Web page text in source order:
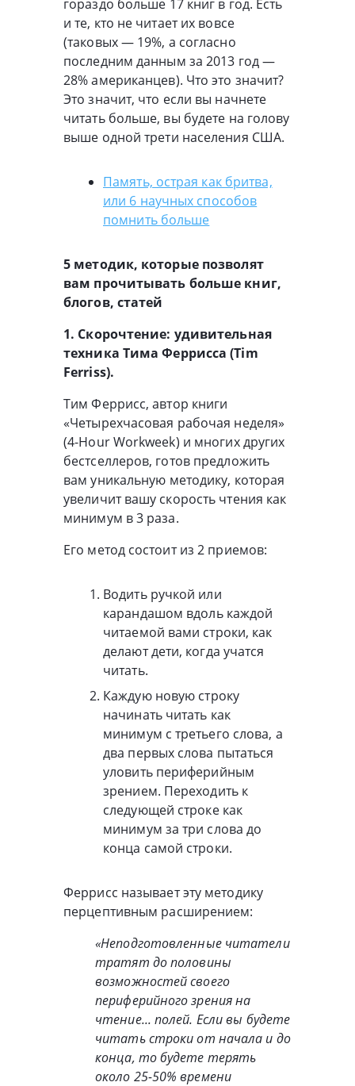
гораздо больше 17 книг в год. Есть
и те, кто не читает их вовсе
(таковых — 19%, а согласно
последним данным за 2013 год —
28% американцев). Что это значит?
Это значит, что если вы начнете
читать больше, вы будете на голову
выше одной трети населения США.
Память, острая как бритва,
или 6 научных способов
помнить больше
5 методик, которые позволят
вам прочитывать больше книг,
блогов, статей
1. Скорочтение: удивительная
техника Тима Феррисса (Tim
Ferriss).
Тим Феррисс, автор книги
«Четырехчасовая рабочая неделя»
(4-Hour Workweek) и многих других
бестселлеров, готов предложить
вам уникальную методику, которая
увеличит вашу скорость чтения как
минимум в 3 раза.
Его метод состоит из 2 приемов:
Водить ручкой или
карандашом вдоль каждой
читаемой вами строки, как
делают дети, когда учатся
читать.
Каждую новую строку
начинать читать как
минимум с третьего слова, а
два первых слова пытаться
уловить периферийным
зрением. Переходить к
следующей строке как
минимум за три слова до
конца самой строки.
Феррисс называет эту методику
перцептивным расширением:
«Неподготовленные читатели
тратят до половины
возможностей своего
периферийного зрения на
чтение... полей. Если вы будете
читать строки от начала и до
конца, то будете терять
около 25-50% времени